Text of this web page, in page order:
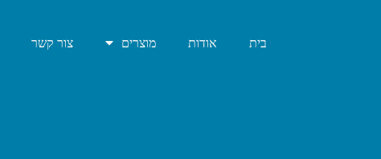
בית אודות מוצרים צור קשר